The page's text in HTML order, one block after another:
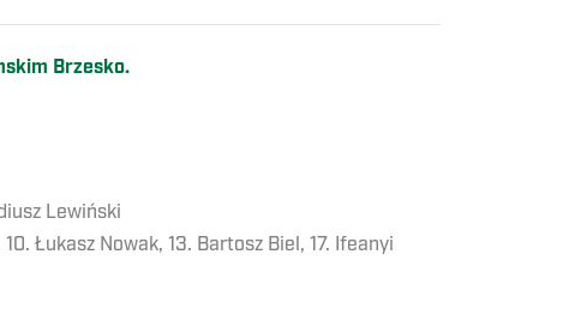
Brzesko.
Lewiński
Łukasz Nowak, 13. Bartosz Biel, 17. Ifeanyi